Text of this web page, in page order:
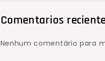
Comentarios
Nenhum comentário para